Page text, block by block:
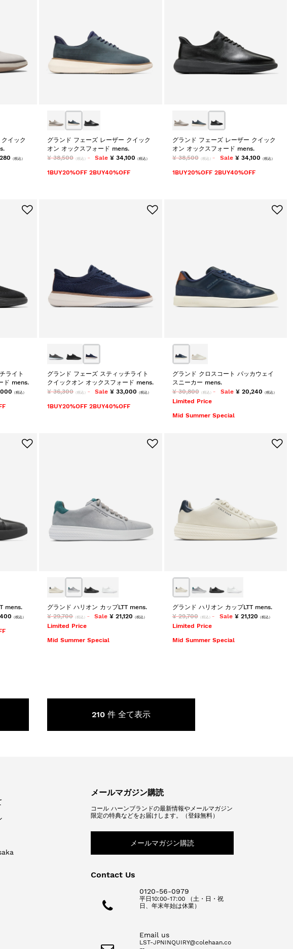
イック
（税込）
グランド フェーズ レーザー クイック
オン オックスフォード mens.
¥ 38,500（税込） Sale¥ 34,100 （税込）
1BUY20%OFF 2BUY40%OFF
グランド フェーズ レーザー クイック
オン オックスフォード mens.
¥ 38,500（税込） Sale ¥ 34,100 （税込）
1BUY20%OFF 2BUY40%OFF
ライト
ド mens.
（税込）
グランド フェーズ スティッチライト
クイックオン オックスフォード mens.
¥ 36,300（税込） Sale¥ 33,000 （税込）
1BUY20%OFF 2BUY40%OFF
グランド クロスコート パッカウェイ
スニーカー mens.
¥ 30,800（税込） Sale ¥ 20,240 （税込）
Limited Price
Mid Summer Special
mens.
（税込）
グランド ハリオン カップLTT mens.
¥ 29,700（税込） Sale¥ 21,120 （税込）
Limited Price
Mid Summer Special
グランド ハリオン カップLTT mens.
¥ 29,700（税込） Sale ¥ 21,120 （税込）
Limited Price
Mid Summer Special
210 件全て表示
メールマガジン購読
コール ハーンブランドの最新情報やメールマガジン
限定の特典などをお届けします。（登録無料）
メールマガジン購読
Contact Us
0120-56-0979
平日10:00-17:00 （土・日・祝
日、年末年始は休業）
Email us
LST-JPNINQUIRY@colehaan.co